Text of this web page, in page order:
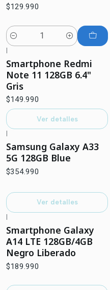
$129.990
Cantidad
|
Smartphone Redmi
Note 11 128GB 6.4"
Gris
$149.990
Ver detalles
Samsung Galaxy A33
5G 128GB Blue
$354.990
Ver detalles
Smartphone Galaxy
A14 LTE 128GB/4GB
Negro Liberado
$189.990